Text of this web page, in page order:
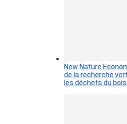
New Nature
de la recherche
les déchets du bois…